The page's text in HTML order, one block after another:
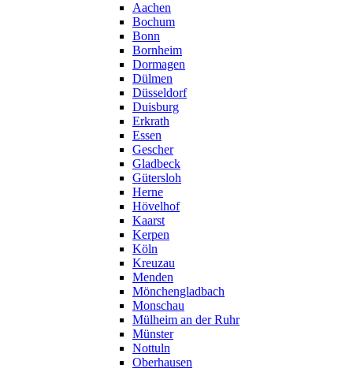
Aachen
Bochum
Bonn
Bornheim
Dormagen
Dülmen
Düsseldorf
Duisburg
Erkrath
Essen
Gescher
Gladbeck
Gütersloh
Herne
Hövelhof
Kaarst
Kerpen
Köln
Kreuzau
Menden
Mönchengladbach
Monschau
Mülheim an der Ruhr
Münster
Nottuln
Oberhausen